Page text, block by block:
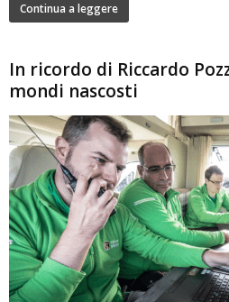
Continua a leggere
In ricordo di Riccardo
mondi nascosti